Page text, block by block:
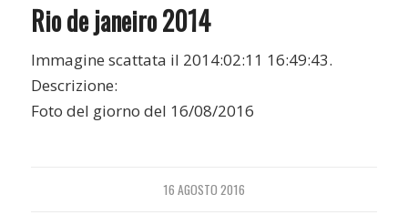
Rio de janeiro 2014
Immagine scattata il 2014:02:11 16:49:43.
Descrizione:
Foto del giorno del 16/08/2016
16 AGOSTO 2016